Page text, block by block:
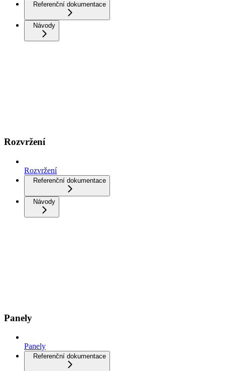
Referenční dokumentace
Návody
Rozvržení
Rozvržení
Referenční dokumentace
Návody
Panely
Panely
Referenční dokumentace